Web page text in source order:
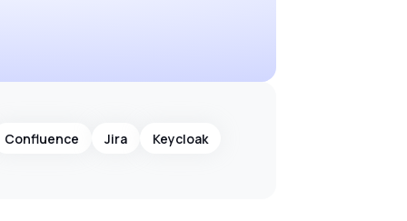
Confluence Jira
Keycloak